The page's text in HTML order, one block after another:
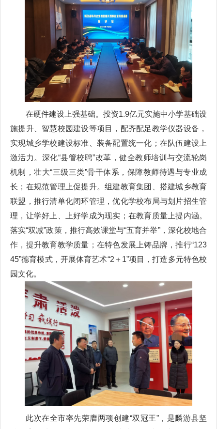
在硬件建设上强基础。投资1.9亿元实施中小学基础设
施提升、智慧校园建设等项目，配齐配足教学仪器设备，
实现城乡学校建设标准、装备配置统一化；在队伍建设上
激活力。深化“县管校聘”改革，健全教师培训与交流轮岗
机制，壮大“三级三类”骨干体系，保障教师待遇与专业成
长；在规范管理上促提升。组建教育集团、搭建城乡教育
联盟，推行清单化闭环管理，优化学校布局与划片招生管
理，让学好上、上好学成为现实；在教育质量上提内涵。
落实“双减”政策，推行高效课堂与“五育并举”，深化校地合
作，提升教育教学质量；在特色发展上铸品牌，推行“123
45”德育模式，开展体育艺术“2＋1”项目，打造多元特色校
园文化。
此次在全市率先荣膺两项创建“双冠王”，是麟游县坚